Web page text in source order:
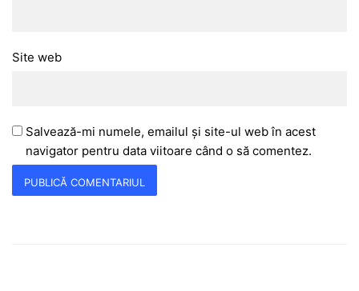
Site web
Salvează-mi numele, emailul și site-ul web în acest
navigator pentru data viitoare când o să comentez.